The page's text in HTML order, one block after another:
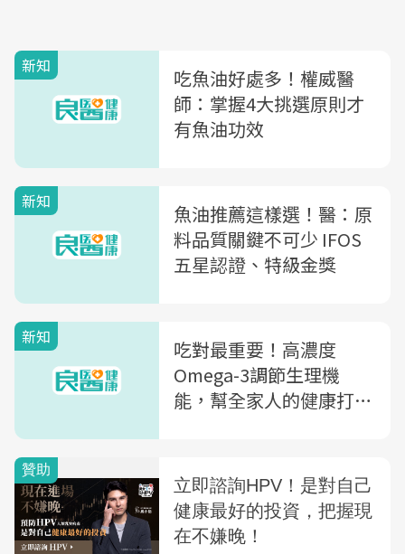
新知
吃魚油好處多！權威醫
師：掌握4大挑選原則才
有魚油功效
新知
魚油推薦這樣選！醫：原
料品質關鍵不可少 IFOS
五星認證、特級金獎
新知
吃對最重要！高濃度
Omega-3調節生理機
能，幫全家人的健康打